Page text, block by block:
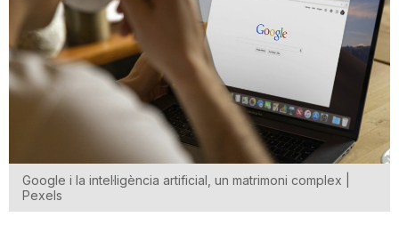
Google i la intel·ligència artificial, un matrimoni complex |
Pexels